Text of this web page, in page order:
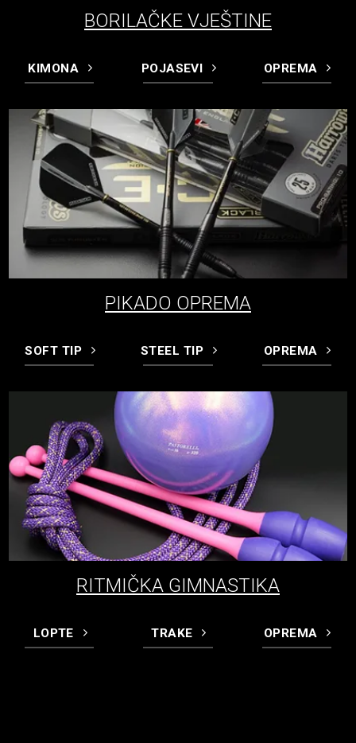
BORILAČKE VJEŠTINE
KIMONA POJASEVI OPREMA
PIKADO OPREMA
SOFT TIP STEEL TIP OPREMA
RITMIČKA GIMNASTIKA
LOPTE TRAKE OPREMA